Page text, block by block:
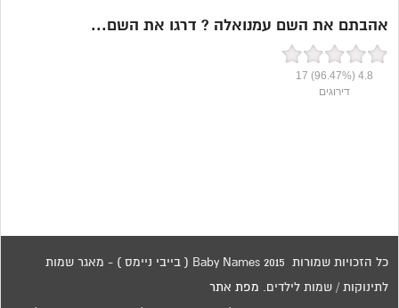
אהבתם את השם עמנואלה ? דרגו את השם...
4.8
(96.47%)
17
דירוגים
כל הזכויות שמורות 2015 Baby Names ( בייבי ניימס ) - מאגר שמות
לתינוקות / שמות לילדים. מפת אתר